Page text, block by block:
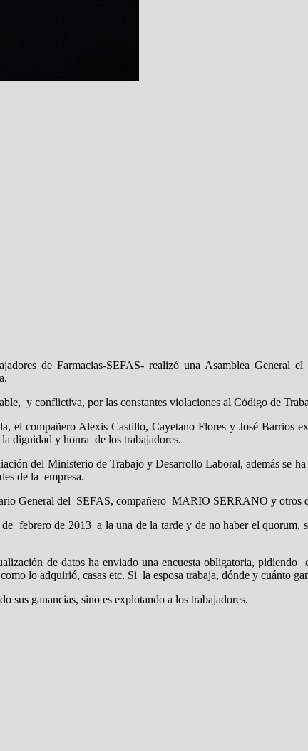
de Farmacias-SEFAS- realizó una Asamblea
y conflictiva, por las constantes violaciones al Código de
el compañero Alexis Castillo, Cayetano Flores y José Barrios
dignidad y honra de los trabajadores.
del Ministerio de Trabajo y Desarrollo Laboral, además se
de la empresa.
General del SEFAS, compañero MARIO SERRANO y
febrero de 2013 a la una de la tarde y de no haber el quorum,
de datos ha enviado una encuesta obligatoria,
lo adquirió, casas etc. Si la esposa trabaja, dónde y cuánto
sus ganancias, sino es explotando a los trabajadores.